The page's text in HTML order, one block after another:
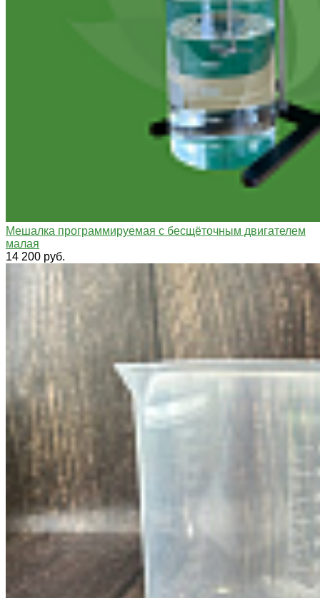
Мешалка программируемая с бесщёточным двигателем
малая
14 200 руб.